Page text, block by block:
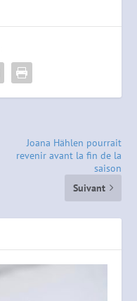
Joana Hählen pourrait
revenir avant la fin de la
saison
Suivant